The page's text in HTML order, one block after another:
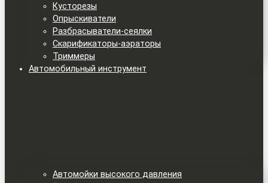
Кусторезы
Опрыскиватели
Разбрасыватели-сеялки
Скарификаторы-аэраторы
Триммеры
Автомобильный инструмент
Автомойки высокого давления